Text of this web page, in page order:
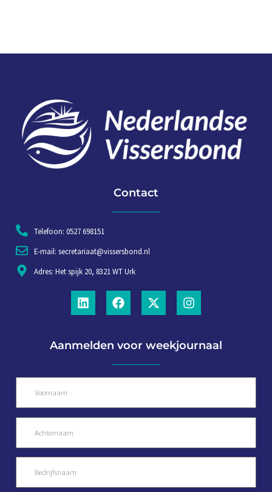
Contact
Telefoon: 0527 698151
E-mail: secretariaat@vissersbond.nl
Adres: Het spijk 20, 8321 WT Urk
Aanmelden voor weekjournaal